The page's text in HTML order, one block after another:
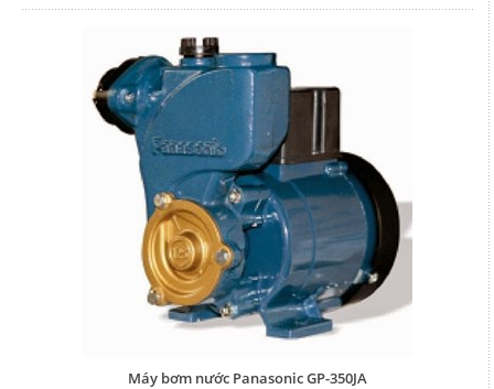
Máy bơm nước Panasonic GP-350JA